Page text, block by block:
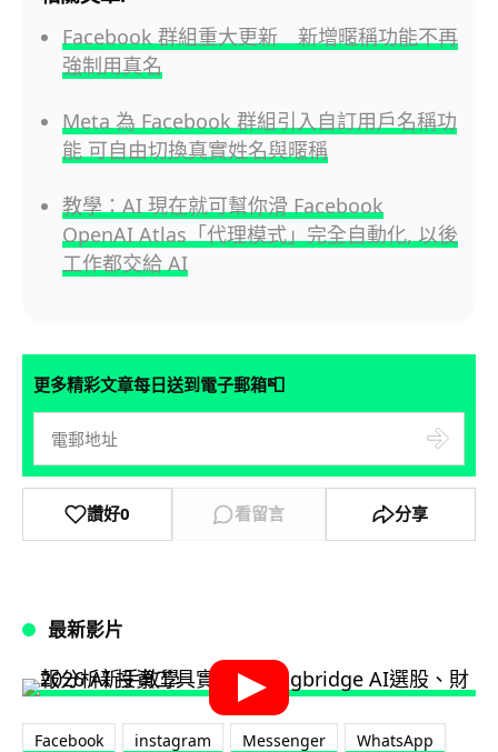
Facebook 群組重大更新 新增暱稱功能不再
強制用真名
Meta 為 Facebook 群組引入自訂用戶名稱功
能 可自由切換真實姓名與暱稱
教學：AI 現在就可幫你滑 Facebook
OpenAI Atlas「代理模式」完全自動化, 以後
工作都交給 AI
更多精彩文章每日送到電子郵箱📮
讚好0 看留言 分享
最新影片
Facebook instagram Messenger WhatsApp